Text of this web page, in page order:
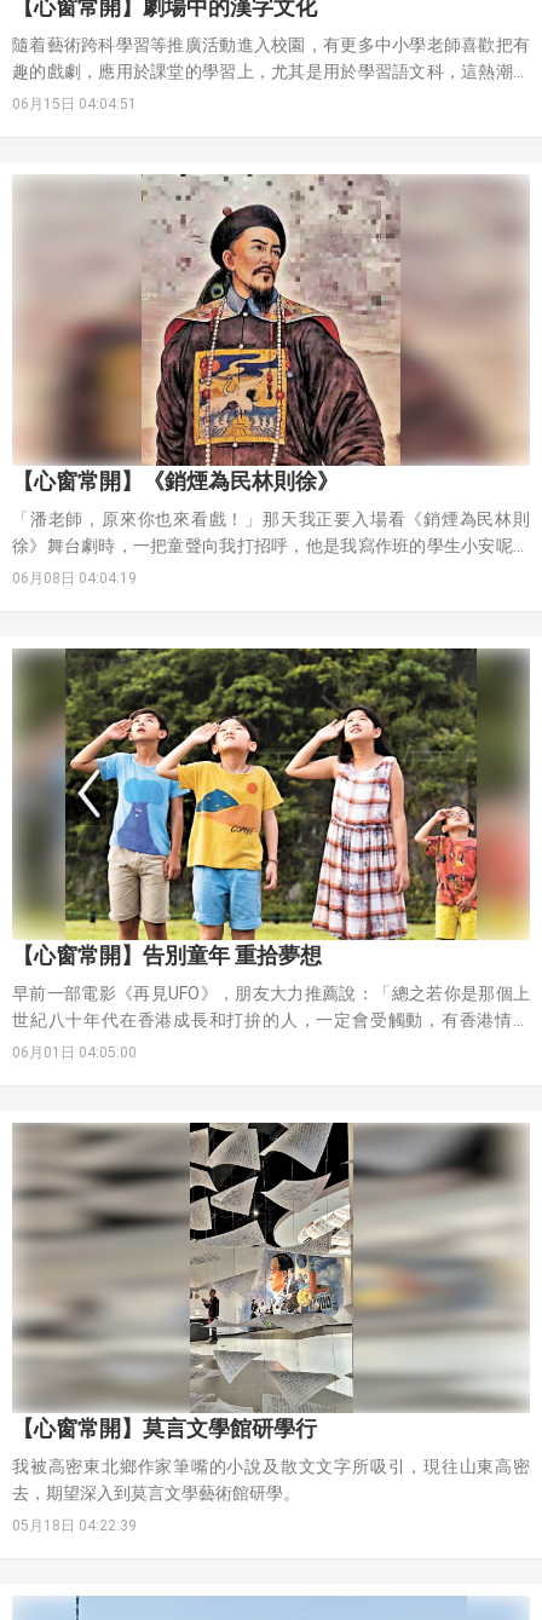
【心窗常開】劇場中的漢字文化
隨着藝術跨科學習等推廣活動進入校園，有更多中小學老師喜歡把有
趣的戲劇，應用於課堂的學習上，尤其是用於學習語文科，這熱潮有
賴梁承謙博士牽頭帶動啊！
06月15日 04:04:51
【心窗常開】《銷煙為民林則徐》
「潘老師，原來你也來看戲！」那天我正要入場看《銷煙為民林則
徐》舞台劇時，一把童聲向我打招呼，他是我寫作班的學生小安呢！
我讚他說：「你活學活用，閱讀了歷史人物又來看戲，好棒啊！」此
06月08日 04:04:19
【心窗常開】告別童年 重拾夢想
早前一部電影《再見UFO》，朋友大力推薦說：「總之若你是那個上
世紀八十年代在香港成長和打拚的人，一定會受觸動，有香港情懷
Feel。」
06月01日 04:05:00
【心窗常開】莫言文學館研學行
我被高密東北鄉作家筆嘴的小說及散文文字所吸引，現往山東高密
去，期望深入到莫言文學藝術館研學。
05月18日 04:22:39